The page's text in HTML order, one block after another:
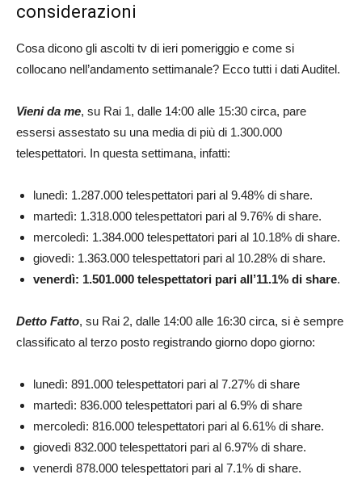
considerazioni
Cosa dicono gli ascolti tv di ieri pomeriggio e come si
collocano nell’andamento settimanale? Ecco tutti i dati Auditel.
Vieni da me, su Rai 1, dalle 14:00 alle 15:30 circa, pare
essersi assestato su una media di più di 1.300.000
telespettatori. In questa settimana, infatti:
lunedì: 1.287.000 telespettatori pari al 9.48% di share.
martedì: 1.318.000 telespettatori pari al 9.76% di share.
mercoledì: 1.384.000 telespettatori pari al 10.18% di share.
giovedì: 1.363.000 telespettatori pari al 10.28% di share.
venerdì: 1.501.000 telespettatori pari all’11.1% di share.
Detto Fatto, su Rai 2, dalle 14:00 alle 16:30 circa, si è sempre
classificato al terzo posto registrando giorno dopo giorno:
lunedì: 891.000 telespettatori pari al 7.27% di share
martedì: 836.000 telespettatori pari al 6.9% di share
mercoledì: 816.000 telespettatori pari al 6.61% di share.
giovedì 832.000 telespettatori pari al 6.97% di share.
venerdì 878.000 telespettatori pari al 7.1% di share.